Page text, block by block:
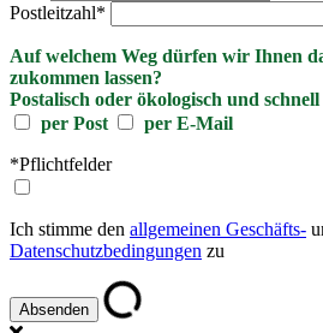
Postleitzahl*
Auf welchem Weg dürfen wir Ihnen
zukommen lassen?
Postalisch oder ökologisch und
per Post
per E-Mail
*Pflichtfelder
Ich stimme den allgemeinen Geschäfts-
Datenschutzbedingungen zu